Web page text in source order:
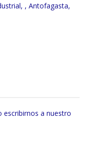
, Antofagasta,
escribirnos a nuestro